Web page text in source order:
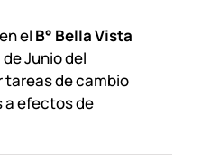
el B° Bella Vista
Junio del
tareas de cambio
a efectos de